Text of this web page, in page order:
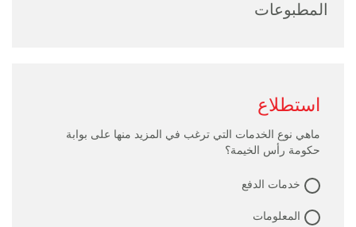
المطبوعات
استطلاع
ماهي نوع الخدمات التي ترغب في المزيد منها على بوابة
حكومة رأس الخيمة؟
خدمات الدفع
المعلومات